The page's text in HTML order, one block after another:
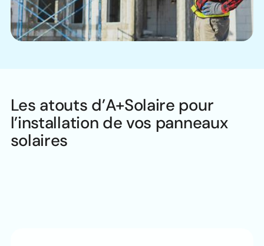
Les atouts d’A+Solaire pour
l’installation de vos panneaux
solaires